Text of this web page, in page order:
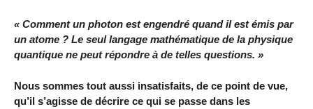
« Comment un photon est engendré quand il est émis par
un atome ? Le seul langage mathématique de la physique
quantique ne peut répondre à de telles questions. »
Nous sommes tout aussi insatisfaits, de ce point de vue,
qu’il s’agisse de décrire ce qui se passe dans les